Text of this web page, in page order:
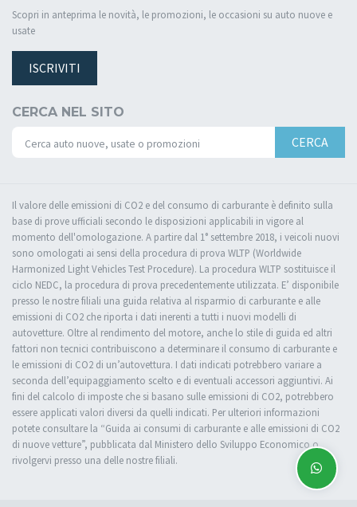
Scopri in anteprima le novità, le promozioni, le occasioni su auto nuove e
usate
ISCRIVITI
CERCA NEL SITO
CERCA
Il valore delle emissioni di CO2 e del consumo di carburante è definito sulla
base di prove ufficiali secondo le disposizioni applicabili in vigore al
momento dell'omologazione. A partire dal 1° settembre 2018, i veicoli nuovi
sono omologati ai sensi della procedura di prova WLTP (Worldwide
Harmonized Light Vehicles Test Procedure). La procedura WLTP sostituisce il
ciclo NEDC, la procedura di prova precedentemente utilizzata. E’ disponibile
presso le nostre filiali una guida relativa al risparmio di carburante e alle
emissioni di CO2 che riporta i dati inerenti a tutti i nuovi modelli di
autovetture. Oltre al rendimento del motore, anche lo stile di guida ed altri
fattori non tecnici contribuiscono a determinare il consumo di carburante e
le emissioni di CO2 di un’autovettura. I dati indicati potrebbero variare a
seconda dell’equipaggiamento scelto e di eventuali accessori aggiuntivi. Ai
fini del calcolo di imposte che si basano sulle emissioni di CO2, potrebbero
essere applicati valori diversi da quelli indicati. Per ulteriori informazioni
potete consultare la “Guida ai consumi di carburante e alle emissioni di CO2
di nuove vetture”, pubblicata dal Ministero dello Sviluppo Economico o
rivolgervi presso una delle nostre filiali.